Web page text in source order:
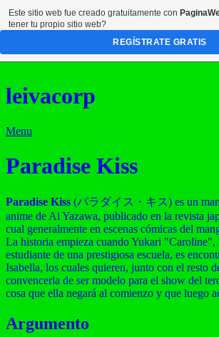
leivacorp
Menu
Paradise Kiss
Paradise Kiss (パラダイス・キス) es un
anime de Ai Yazawa, publicado en la revista
cual generalmente en escenas cómicas del
La historia empieza cuando Yukari "Caroline",
estudiante de una prestigiosa escuela, es
Isabella, los cuales quieren, junto con el resto
convencerla de ser modelo para el show del
cosa que ella negará al comienzo y que luego
Argumento
Este sitio web fue creado gratuitamente con
tener tu propio sitio web?
REGÍSTRATE GRATIS